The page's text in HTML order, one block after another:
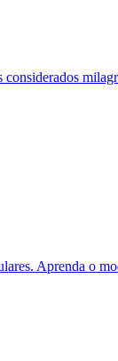
Aprenda o